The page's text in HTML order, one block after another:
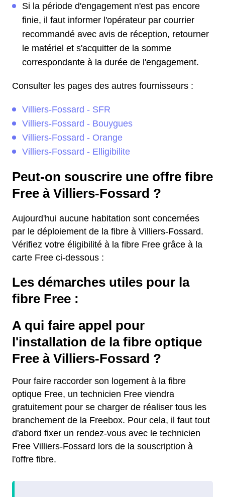
Si la période d'engagement n'est pas encore
finie, il faut informer l'opérateur par courrier
recommandé avec avis de réception, retourner
le matériel et s'acquitter de la somme
correspondante à la durée de l'engagement.
Consulter les pages des autres fournisseurs :
Villiers-Fossard - SFR
Villiers-Fossard - Bouygues
Villiers-Fossard - Orange
Villiers-Fossard - Elligibilite
Peut-on souscrire une offre fibre
Free à Villiers-Fossard ?
Aujourd'hui aucune habitation sont concernées
par le déploiement de la fibre à Villiers-Fossard.
Vérifiez votre éligibilité à la fibre Free grâce à la
carte Free ci-dessous :
Les démarches utiles pour la
fibre Free :
A qui faire appel pour
l'installation de la fibre optique
Free à Villiers-Fossard ?
Pour faire raccorder son logement à la fibre
optique Free, un technicien Free viendra
gratuitement pour se charger de réaliser tous les
branchement de la Freebox. Pour cela, il faut tout
d'abord fixer un rendez-vous avec le technicien
Free Villiers-Fossard lors de la souscription à
l'offre fibre.